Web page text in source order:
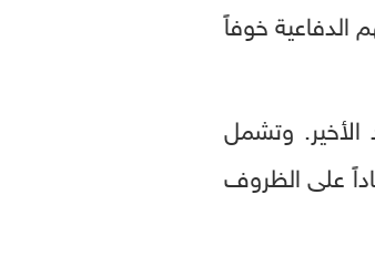
الدفاعية خوفاً
الأخير. وتشمل
على الظروف